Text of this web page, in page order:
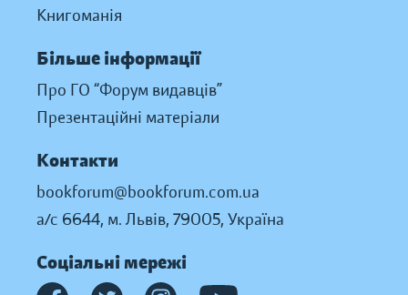
Книгоманія
Більше інформації
Про ГО “Форум видавців”
Презентаційні матеріали
Контакти
bookforum@bookforum.com.ua
а/с 6644, м. Львів, 79005, Україна
Соціальні мережі